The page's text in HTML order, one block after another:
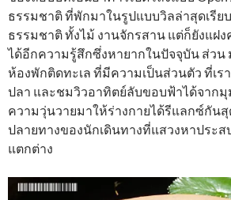
ธรรมชาติ ที่พักมาในรูปแบบวิลล่าสุดเรีย
ธรรมชาติ ทั้งไม้ งานจักรสาน แต่ก็ยังแฝ
ได้อีกความรู้สึกซึ่งหายากในปัจจุบัน ส่ว
ห้องพักติดทะเล ที่มีความเป็นส่วนตัว ที่เ
ปลา และชมวิวอาทิตย์ลับขอบฟ้าได้จาก
ความวุ่นวายมาให้ร่างกายได้รีแลกซ์กัน
ปลายทางของนักเดินทางที่แสวงหาประ
แตกต่าง